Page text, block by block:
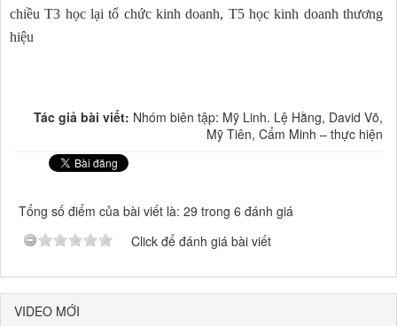
chiều T3 học lại tổ chức kinh doanh, T5 học kinh doanh thương
hiệu
Tác giả bài viết: Nhóm biên tập: Mỹ Linh. Lệ Hằng, David Võ,
Mỹ Tiên, Cẩm Minh – thực hiện
Tổng số điểm của bài viết là: 29 trong 6 đánh giá
Click để đánh giá bài viết
VIDEO MỚI